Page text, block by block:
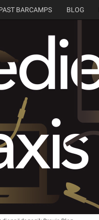
BARCAMPS BLOG